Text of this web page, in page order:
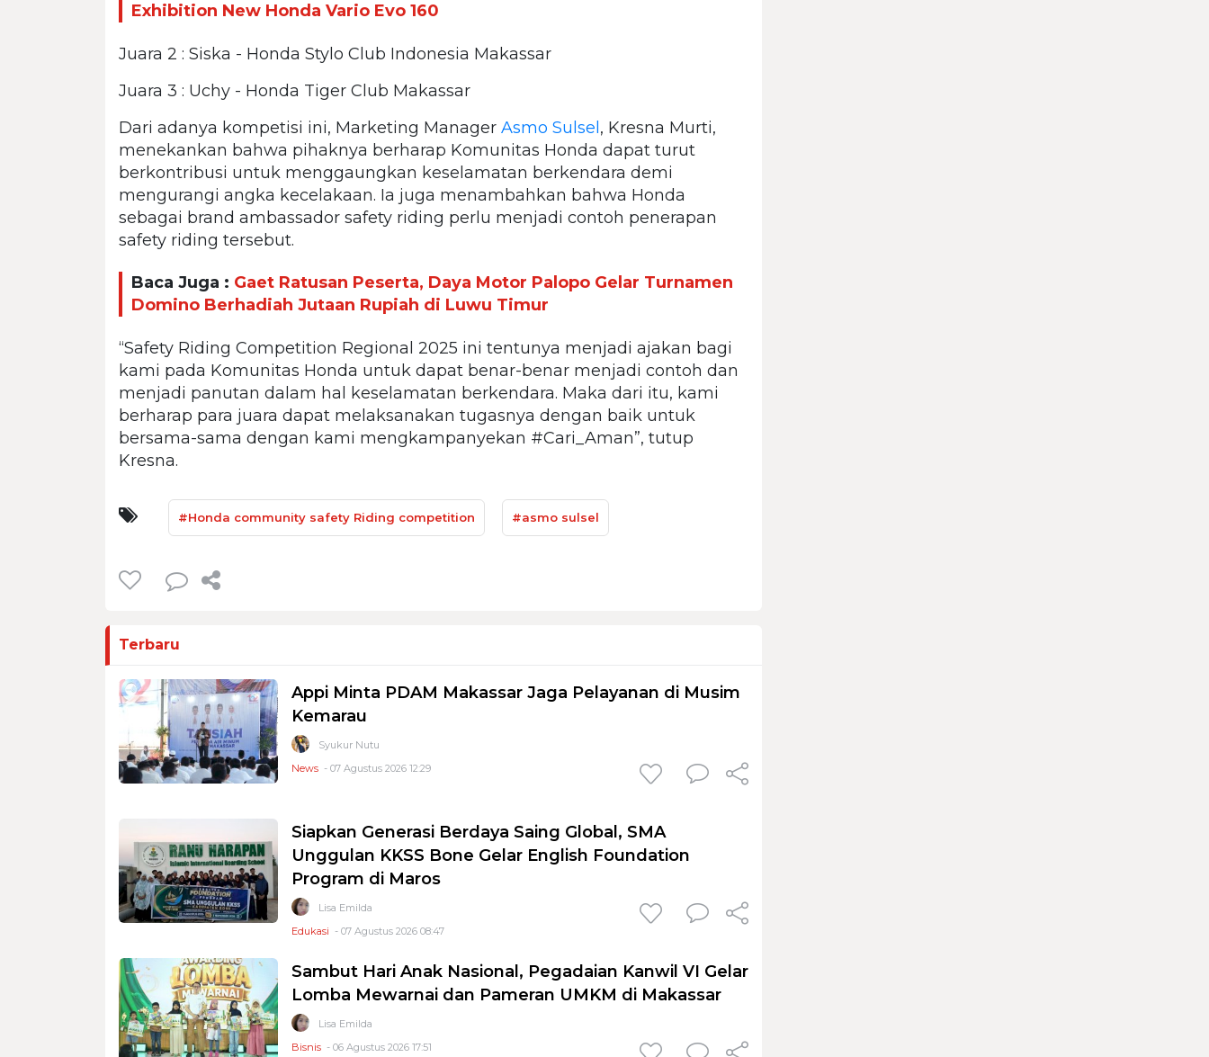
Exhibition New Honda Vario Evo 160
Juara 2 : Siska - Honda Stylo Club Indonesia Makassar
Juara 3 : Uchy - Honda Tiger Club Makassar
Dari adanya kompetisi ini, Marketing Manager Asmo Sulsel, Kresna Murti,
menekankan bahwa pihaknya berharap Komunitas Honda dapat turut
berkontribusi untuk menggaungkan keselamatan berkendara demi
mengurangi angka kecelakaan. Ia juga menambahkan bahwa Honda
sebagai brand ambassador safety riding perlu menjadi contoh penerapan
safety riding tersebut.
Baca Juga : Gaet Ratusan Peserta, Daya Motor Palopo Gelar Turnamen
Domino Berhadiah Jutaan Rupiah di Luwu Timur
“Safety Riding Competition Regional 2025 ini tentunya menjadi ajakan bagi
kami pada Komunitas Honda untuk dapat benar-benar menjadi contoh dan
menjadi panutan dalam hal keselamatan berkendara. Maka dari itu, kami
berharap para juara dapat melaksanakan tugasnya dengan baik untuk
bersama-sama dengan kami mengkampanyekan #Cari_Aman”, tutup
Kresna.
#Honda community safety Riding competition #asmo sulsel
Terbaru
Appi Minta PDAM Makassar Jaga Pelayanan di Musim
Kemarau
Syukur Nutu
News - 07 Agustus 2026 12:29
Siapkan Generasi Berdaya Saing Global, SMA
Unggulan KKSS Bone Gelar English Foundation
Program di Maros
Lisa Emilda
Edukasi - 07 Agustus 2026 08:47
Sambut Hari Anak Nasional, Pegadaian Kanwil VI Gelar
Lomba Mewarnai dan Pameran UMKM di Makassar
Lisa Emilda
Bisnis - 06 Agustus 2026 17:51